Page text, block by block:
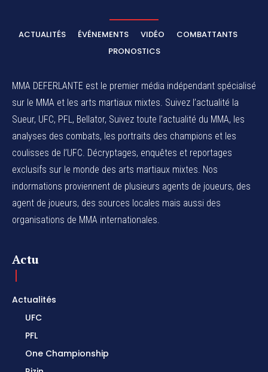
ACTUALITÉS ÉVÉNEMENTS VIDÉO
COMBATTANTS
PRONOSTICS
MMA DEFERLANTE est le premier média indépendant spécialisé
sur le MMA et les arts martiaux mixtes. Suivez l’actualité la
Sueur, UFC, PFL, Bellator, Suivez toute l’actualité du MMA, les
analyses des combats, les portraits des champions et les
coulisses de l’UFC. Décryptages, enquêtes et reportages
exclusifs sur le monde des arts martiaux mixtes. Nos
indormations proviennent de plusieurs agents de joueurs, des
agent de joueurs, des sources locales mais aussi des
organisations de MMA internationales.
Actu
Actualités
UFC
PFL
One Championship